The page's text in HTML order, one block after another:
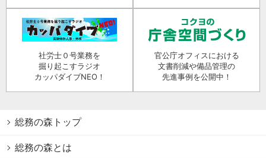
社労士０号業務を
掘り起こすラジオ
カッパダイブNEO！
官公庁オフィスにおける
文書削減や備品管理の
先進事例を公開中！
総務の森トップ
総務の森とは